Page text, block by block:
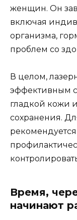
женщин. Он
включая
организма,
проблем со
В целом,
эффективным
гладкой кожи
сохранения.
Время,
начинают